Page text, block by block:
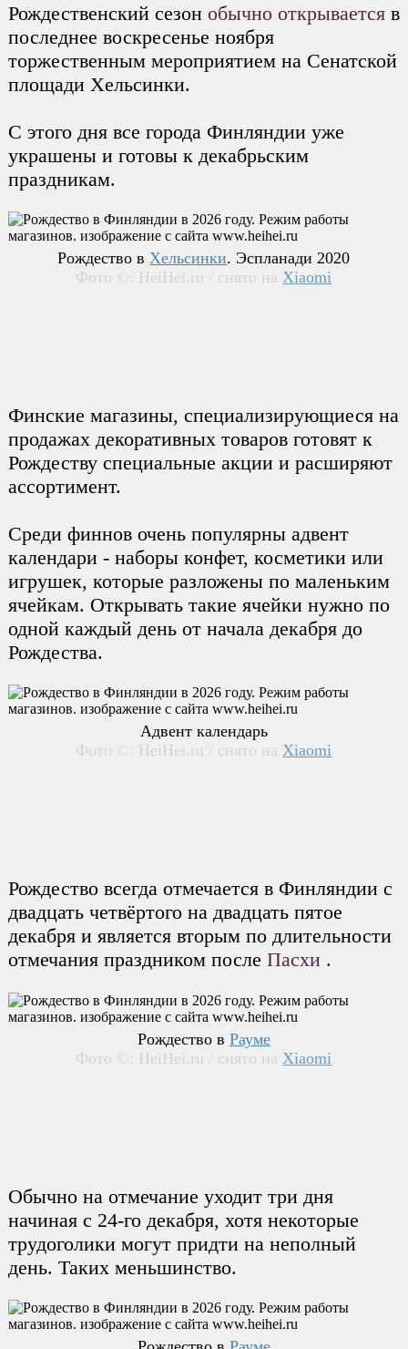
Рождественский сезон обычно открывается в
последнее воскресенье ноября
торжественным мероприятием на Сенатской
площади Хельсинки.
C этого дня все города Финляндии уже
украшены и готовы к декабрьским
праздникам.
Рождество в Хельсинки. Эспланади 2020
Фото ©: HeiHei.ru / снято на Xiaomi
Финские магазины, специализирующиеся на
продажах декоративных товаров готовят к
Рождеству специальные акции и расширяют
ассортимент.
Среди финнов очень популярны адвент
календари - наборы конфет, косметики или
игрушек, которые разложены по маленьким
ячейкам. Открывать такие ячейки нужно по
одной каждый день от начала декабря до
Рождества.
Адвент календарь
Фото ©: HeiHei.ru / снято наXiaomi
Рождество всегда отмечается в Финляндии с
двадцать четвёртого на двадцать пятое
декабря и является вторым по длительности
отмечания праздником после Пасхи .
Рождество в Рауме
Фото ©: HeiHei.ru / снято на Xiaomi
Обычно на отмечание уходит три дня
начиная с 24-го декабря, хотя некоторые
трудоголики могут придти на неполный
день. Таких меньшинство.